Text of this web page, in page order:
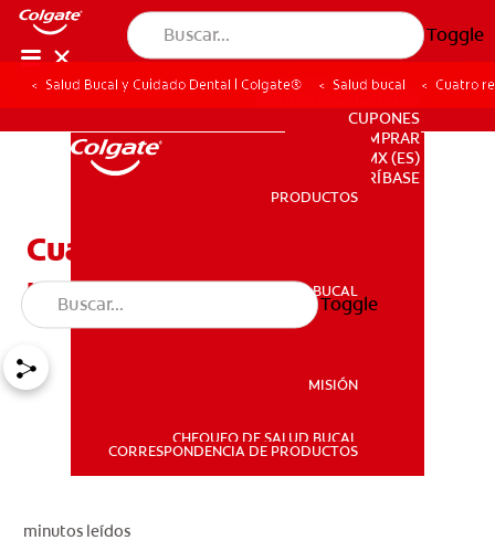
Toggle
PRODUCTOS
SALUD BUCAL
PARA PROFESIONALES
CUPONES
DONDE COMPRAR
MX (ES)
SUSCRÍBASE
PRODUCTOS
SALUD BUCAL
MISIÓN
CHEQUEO DE SALUD BUCAL
CORRESPONDENCIA DE PRODUCTOS
Toggle
Salud Bucal y Cuidado Dental | Colgate® Salud bucal Cuatro
Cuatro remedios caseros
para el dolor de dientes
minutos leídos